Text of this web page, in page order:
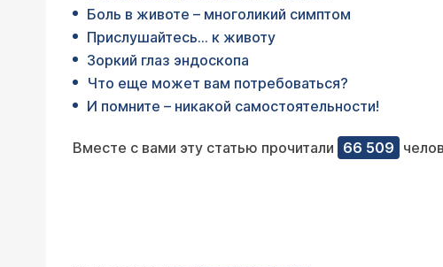
Боль в животе – многоликий симптом
Прислушайтесь… к животу
Зоркий глаз эндоскопа
Что еще может вам потребоваться?
И помните – никакой самостоятельности!
Вместе с вами эту статью прочитали 66 509